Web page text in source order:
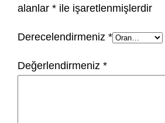
alanlar* ile işaretlenmişlerdir
Derecelendirmeniz*
Değerlendirmeniz*